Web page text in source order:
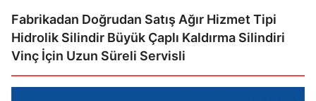
Fabrikadan Doğrudan Satış Ağır Hizmet Tipi
Hidrolik Silindir Büyük Çaplı Kaldırma Silindiri
Vinç İçin Uzun Süreli Servisli